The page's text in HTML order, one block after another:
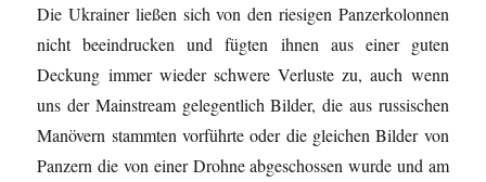
Die Ukrainer ließen sich von den riesigen Panzerkolonnen
nicht beeindrucken und fügten ihnen aus einer guten
Deckung immer wieder schwere Verluste zu, auch wenn
uns der Mainstream gelegentlich Bilder, die aus russischen
Manövern stammten vorführte oder die gleichen Bilder von
Panzern die von einer Drohne abgeschossen wurde und am